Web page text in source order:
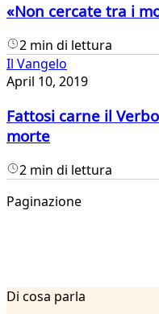
«Non cercate tra i
2 min di lettura
Il Vangelo
April 10, 2019
Fattosi carne il
morte
2 min di lettura
Paginazione
2Di cosa parla